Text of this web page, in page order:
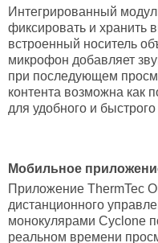
Интегрированный
фиксировать и хранить
встроенный носитель
микрофон добавляет
при последующем
контента возможна как
для удобного и
Мобильное
Приложение ThermTec
дистанционного
монокулярами Cyclone
реальном времени